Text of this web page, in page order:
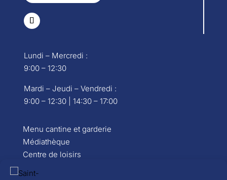
Lundi – Mercredi :
9:00 – 12:30
Mardi – Jeudi – Vendredi :
9:00 – 12:30 | 14:30 – 17:00
Menu cantine et garderie
Médiathèque
Centre de loisirs